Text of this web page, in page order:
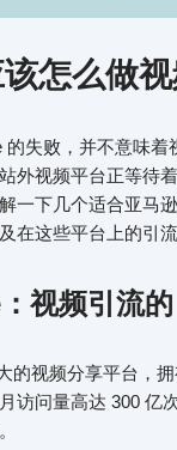
怎么做
的失败，并不意味着
外视频平台正等待
一下几个适合亚马
在这些平台上的引流
视频引流
的视频分享平台，
访问量高达 300 亿